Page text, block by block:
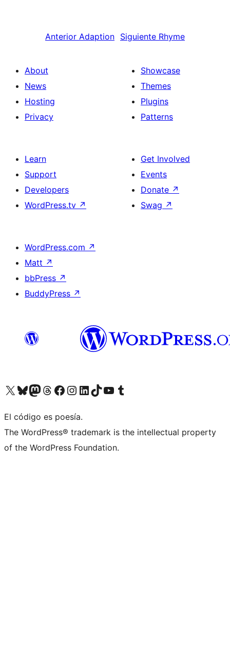
Anterior Adaption Siguiente Rhyme
About
News
Hosting
Privacy
Showcase
Themes
Plugins
Patterns
Learn
Support
Developers
WordPress.tv ↗
Get Involved
Events
Donate ↗
Swag ↗
WordPress.com ↗
Matt ↗
bbPress ↗
BuddyPress ↗
Visit our X (formerly Twitter) account
Visit our Bluesky account
Visit our Mastodon account
Visit our Threads account
Visit our Facebook page
Visit our Instagram account
Visit our LinkedIn account
Visit our TikTok account
Visit our YouTube channel
Visit our Tumblr account
El código es poesía.
The WordPress® trademark is the intellectual property
of the WordPress Foundation.